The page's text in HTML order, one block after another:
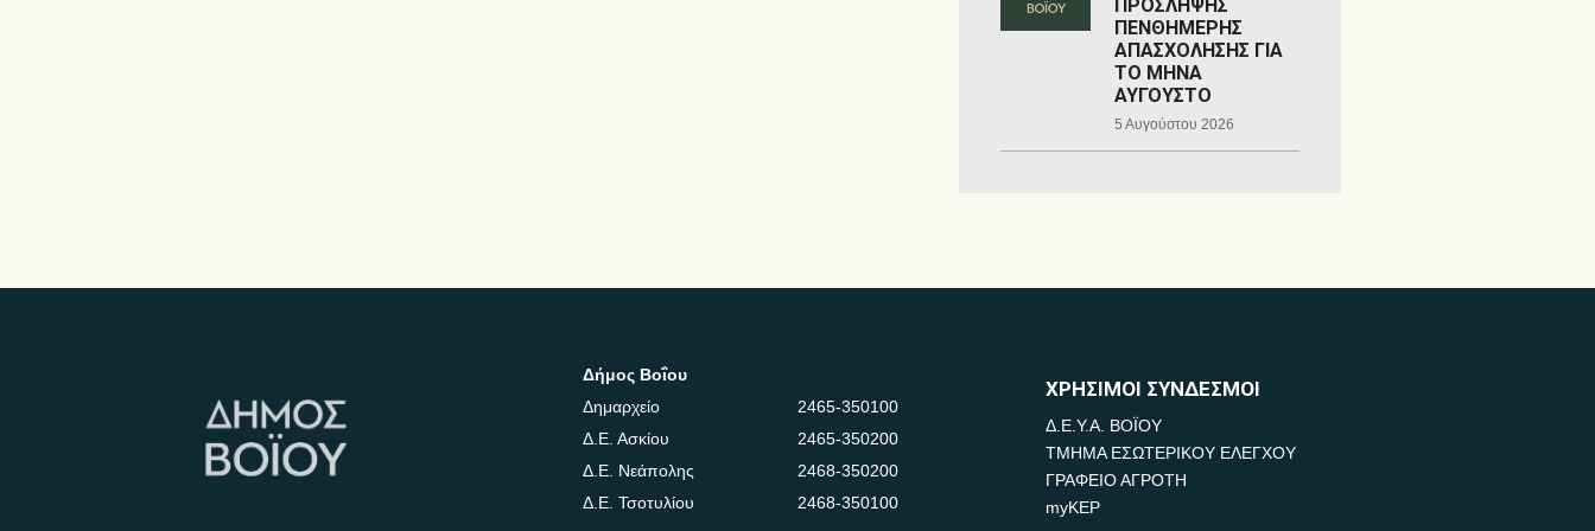
ΠΡΟΣΛΗΨΗΣ
ΠΕΝΘΗΜΕΡΗΣ
ΑΠΑΣΧΟΛΗΣΗΣ ΓΙΑ
ΤΟ ΜΗΝΑ
ΑΥΓΟΥΣΤΟ
5 Αυγούστου 2026
Δήμος Βοΐου
Δημαρχείο
2465-350100
Δ.Ε. Ασκίου
2465-350200
Δ.Ε. Νεάπολης
2468-350200
Δ.Ε. Τσοτυλίου
2468-350100
ΧΡΗΣΙΜΟΙ ΣΥΝΔΕΣΜΟΙ
Δ.Ε.Υ.Α. ΒΟΪΟΥ
ΤΜΗΜΑ ΕΣΩΤΕΡΙΚΟΥ ΕΛΕΓΧΟΥ
ΓΡΑΦΕΙΟ ΑΓΡΟΤΗ
myKEP